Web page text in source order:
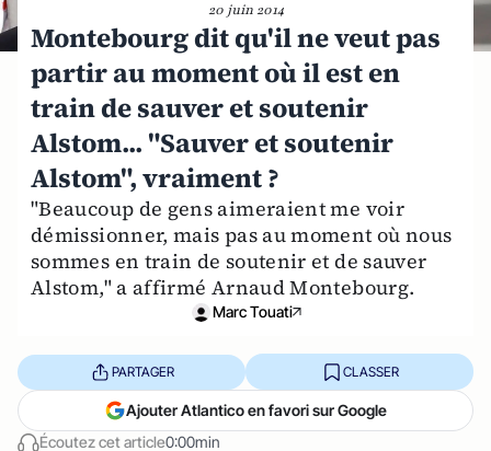
20 juin 2014
Montebourg dit qu'il ne veut pas
partir au moment où il est en
train de sauver et soutenir
Alstom... "Sauver et soutenir
Alstom", vraiment ?
"Beaucoup de gens aimeraient me voir
démissionner, mais pas au moment où nous
sommes en train de soutenir et de sauver
Alstom," a affirmé Arnaud Montebourg.
Marc Touati
Écoutez cet article0:00min
PARTAGER CLASSER
Ajouter Atlantico en favori sur Google